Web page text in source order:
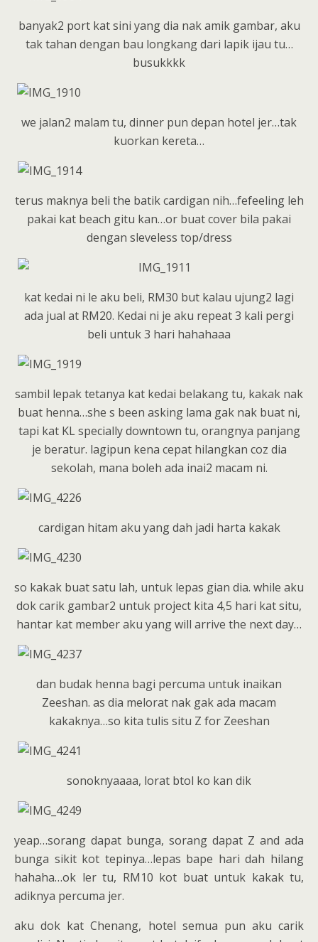
banyak2 port kat sini yang dia nak amik gambar, aku
tak tahan dengan bau longkang dari lapik ijau tu…
busukkkk
we jalan2 malam tu, dinner pun depan hotel jer…tak
kuorkan kereta…
terus maknya beli the batik cardigan nih…fefeeling leh
pakai kat beach gitu kan…or buat cover bila pakai
dengan sleveless top/dress
kat kedai ni le aku beli, RM30 but kalau ujung2 lagi
ada jual at RM20. Kedai ni je aku repeat 3 kali pergi
beli untuk 3 hari hahahaaa
sambil lepak tetanya kat kedai belakang tu, kakak nak
buat henna…she s been asking lama gak nak buat ni,
tapi kat KL specially downtown tu, orangnya panjang
je beratur. lagipun kena cepat hilangkan coz dia
sekolah, mana boleh ada inai2 macam ni.
cardigan hitam aku yang dah jadi harta kakak
so kakak buat satu lah, untuk lepas gian dia. while aku
dok carik gambar2 untuk project kita 4,5 hari kat situ,
hantar kat member aku yang will arrive the next day…
dan budak henna bagi percuma untuk inaikan
Zeeshan. as dia melorat nak gak ada macam
kakaknya…so kita tulis situ Z for Zeeshan
sonoknyaaaa, lorat btol ko kan dik
yeap…sorang dapat bunga, sorang dapat Z and ada
bunga sikit kot tepinya…lepas bape hari dah hilang
hahaha…ok ler tu, RM10 kot buat untuk kakak tu,
adiknya percuma jer.
aku dok kat Chenang, hotel semua pun aku carik